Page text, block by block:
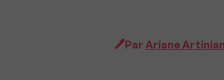
Par Ariane Artinian